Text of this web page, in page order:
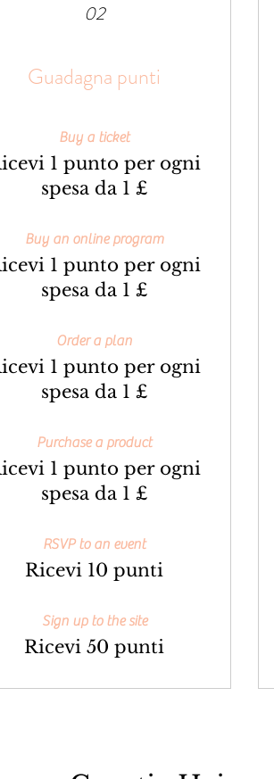
02
Guadagna punti
Buy a ticket
1 punto per ogni
spesa da 1 £
Buy an online program
1 punto per ogni
spesa da 1 £
Order a plan
1 punto per ogni
spesa da 1 £
Purchase a product
1 punto per ogni
spesa da 1 £
RSVP to an event
Ricevi 10 punti
Sign up to the site
Ricevi 50 punti